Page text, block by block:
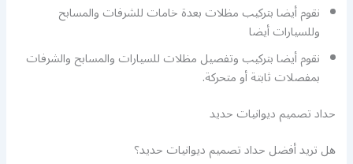
نقوم أيضا بتركيب مظلات بعدة خامات للشرفات والمسابح
وللسيارات أيضا
نقوم أيضا بتركيب وتفصيل مظلات للسيارات والمسابح والشرفات
بمفصلات ثابتة أو متحركة.
حداد تصميم ديوانيات حديد
هل تريد أفضل حداد تصميم ديوانيات حديد؟